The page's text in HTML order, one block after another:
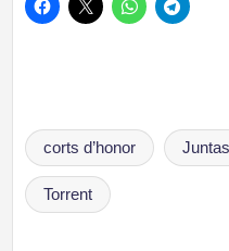
Etiquetas:
corts d’honor
Torrent